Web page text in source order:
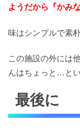
ようだから『かみ
味はシンプルで素
この施設の外には
んはちょっと…と
最後に